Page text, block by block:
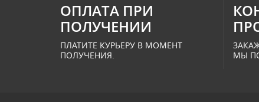
ОПЛАТА ПРИ
ПОЛУЧЕНИИ
ПЛАТИТЕ КУРЬЕРУ В МОМЕНТ
ПОЛУЧЕНИЯ.
МЫ